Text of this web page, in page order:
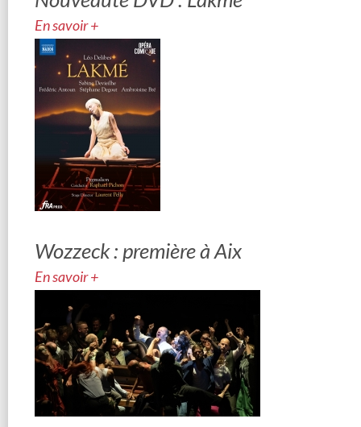
En savoir +
Wozzeck : première à Aix
En savoir +